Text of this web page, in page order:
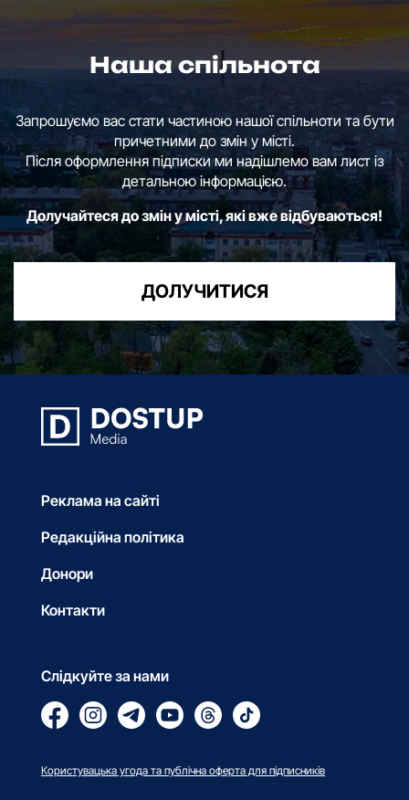
Наша спільнота
Запрошуємо вас стати частиною нашої спільноти та бути
причетними до змін у місті.
Після оформлення підписки ми надішлемо вам лист із
детальною інформацією.
Долучайтеся до змін у місті, які вже відбуваються!
ДОЛУЧИТИСЯ
Реклама на сайті
Редакційна політика
Донори
Контакти
Слідкуйте за нами
Користувацька угода та публічна оферта для підписників